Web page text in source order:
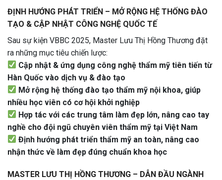
ĐỊNH HƯỚNG PHÁT TRIỂN – MỞ RỘNG HỆ THỐNG ĐÀO
TẠO & CẬP NHẬT CÔNG NGHỆ QUỐC TẾ
Sau sự kiện VBBC 2025, Master Lưu Thị Hồng Thương đặt
ra những mục tiêu chiến lược:
Cập nhật & ứng dụng công nghệ thẩm mỹ tiên tiến từ
Hàn Quốc vào dịch vụ & đào tạo
Mở rộng hệ thống đào tạo thẩm mỹ nội khoa, giúp
nhiều học viên có cơ hội khởi nghiệp
Hợp tác với các trung tâm làm đẹp lớn, nâng cao tay
nghề cho đội ngũ chuyên viên thẩm mỹ tại Việt Nam
Định hướng phát triển thẩm mỹ an toàn, nâng cao
nhận thức về làm đẹp đúng chuẩn khoa học
MASTER LƯU THỊ HỒNG THƯƠNG – DẪN ĐẦU NGÀNH